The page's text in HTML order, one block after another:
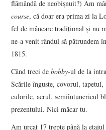
flămândă de neobişnuit?) Am
course, că doar era prima zi la
fel de mâncare tradiţional şi nu
ne-a venit rândul să pătrundem
1815.
Când treci debobby-ul de la
Scările înguste, covorul, tapetul,
culorile, aerul, semiîntunericul
prezentului. Nici măcar tu.
Am urcat 17 trepte până la